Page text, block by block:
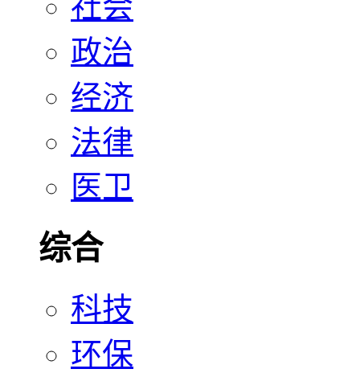
政治
经济
法律
医卫
综合
科技
环保